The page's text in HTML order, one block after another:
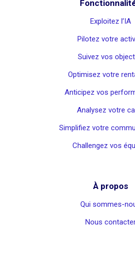
Exploitez l’IA
Pilotez votre
Suivez vos
Optimisez votre
Anticipez vos
Analysez votre
Simplifiez votre
Challengez vos
À propos
Qui sommes-
Nous